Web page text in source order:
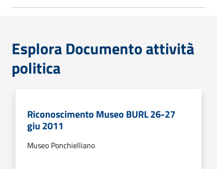
Esplora Documento attività
politica
Riconoscimento Museo BURL 26-27
giu 2011
Museo Ponchielliano